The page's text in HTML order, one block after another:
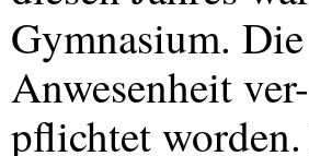
Gymnasium.
Anwesenheit ver-
pflichtet